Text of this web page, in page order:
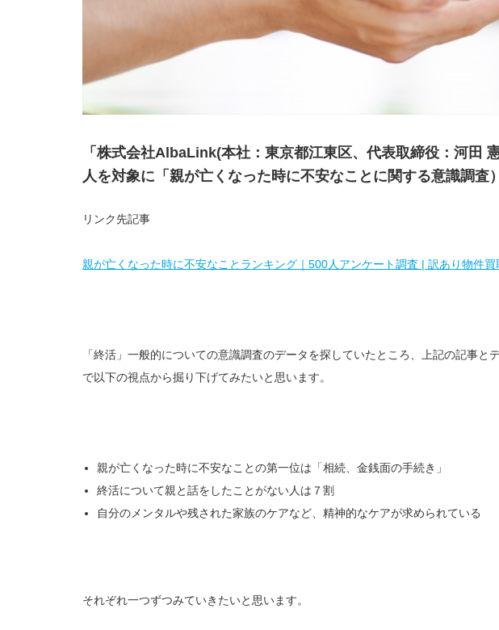
「株式会社AlbaLink(本社：東京都江東区、代表取締役：河田
人を対象に「親が亡くなった時に不安なことに関する意識調査
リンク先記事
親が亡くなった時に不安なことランキング｜500人アンケート調査 | 訳あり物件
「終活」一般的についての意識調査のデータを探していたところ、上記の記事
で以下の視点から掘り下げてみたいと思います。
親が亡くなった時に不安なことの第一位は「相続、金銭面の手続き」
終活について親と話をしたことがない人は７割
自分のメンタルや残された家族のケアなど、精神的なケアが求められている
それぞれ一つずつみていきたいと思います。